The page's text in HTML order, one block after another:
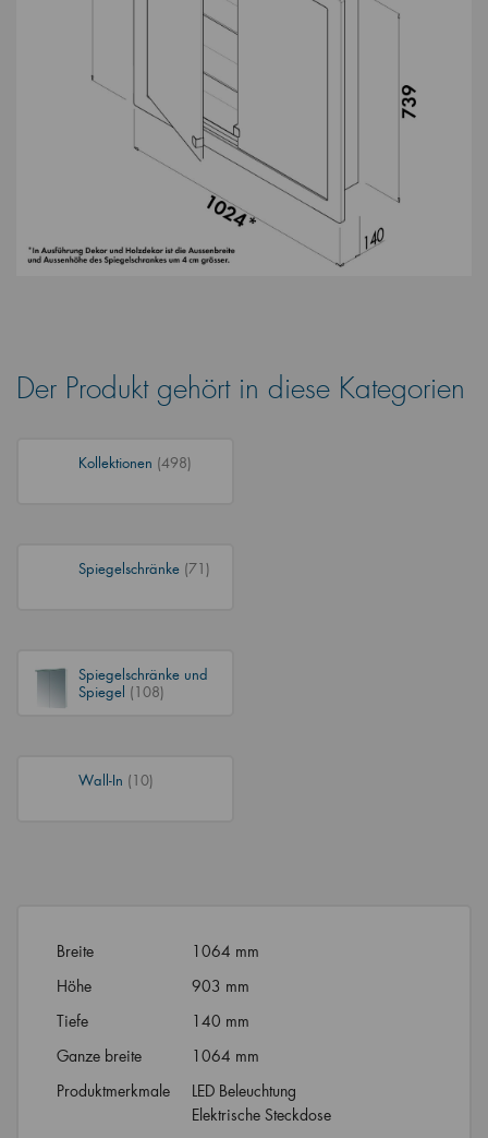
Der Produkt gehört in diese Kategorien
Kollektionen (498)
Spiegelschränke (71)
Spiegelschränke und
Spiegel (108)
Wall-In (10)
Breite
1064 mm
Höhe
903 mm
Tiefe
140 mm
Ganze breite
1064 mm
Produktmerkmale
LED Beleuchtung
Elektrische Steckdose